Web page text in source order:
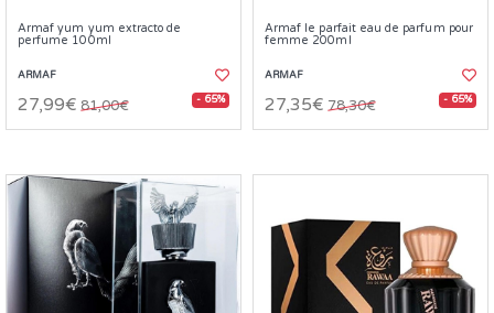
Armaf yum yum extracto de
perfume 100ml
ARMAF
27,99€ 81,00€ - 65%
Armaf le parfait eau de parfum pour
femme 200ml
ARMAF
27,35€ 78,30€ - 65%